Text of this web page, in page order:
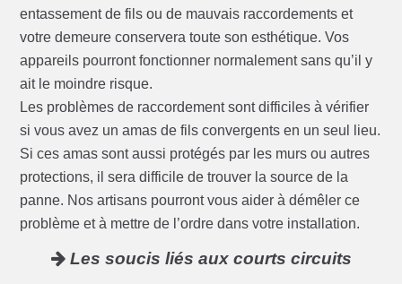
entassement de fils ou de mauvais raccordements et
votre demeure conservera toute son esthétique. Vos
appareils pourront fonctionner normalement sans qu’il y
ait le moindre risque.
Les problèmes de raccordement sont difficiles à vérifier
si vous avez un amas de fils convergents en un seul lieu.
Si ces amas sont aussi protégés par les murs ou autres
protections, il sera difficile de trouver la source de la
panne. Nos artisans pourront vous aider à démêler ce
problème et à mettre de l’ordre dans votre installation.
Les soucis liés aux courts circuits